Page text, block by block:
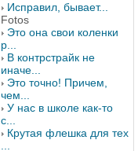
Исправил, бывает...
Fotos
Это она свои коленки
р...
В контрстрайк не
иначе...
Это точно! Причем,
чем...
У нас в школе как-то
с...
Крутая флешка для тех